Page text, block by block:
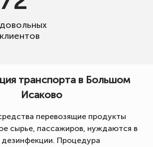
довольных
клиентов
транспорта в Большом
Исаково
перевозящие продукты
сырье, пассажиров, нуждаются в
Процедура